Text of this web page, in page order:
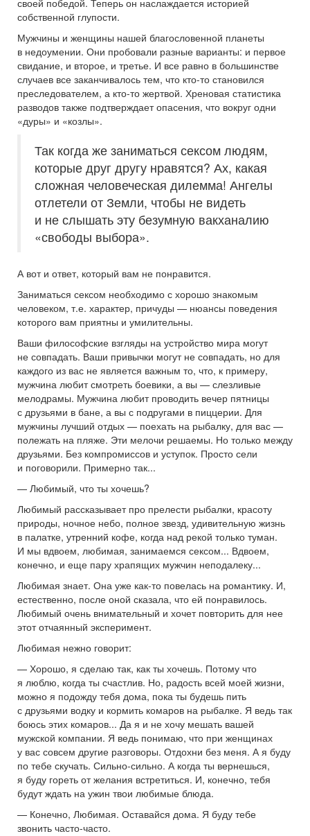
своей победой. Теперь он наслаждается историей
собственной глупости.
Мужчины и женщины нашей благословенной планеты
в недоумении. Они пробовали разные варианты: и первое
свидание, и второе, и третье. И все равно в большинстве
случаев все заканчивалось тем, что кто-то становился
преследователем, а кто-то жертвой. Хреновая статистика
разводов также подтверждает опасения, что вокруг одни
«дуры» и «козлы».
Так когда же заниматься сексом людям,
которые друг другу нравятся? Ах, какая
сложная человеческая дилемма! Ангелы
отлетели от Земли, чтобы не видеть
и не слышать эту безумную вакханалию
«свободы выбора».
А вот и ответ, который вам не понравится.
Заниматься сексом необходимо с хорошо знакомым
человеком, т.е. характер, причуды — нюансы поведения
которого вам приятны и умилительны.
Ваши философские взгляды на устройство мира могут
не совпадать. Ваши привычки могут не совпадать, но для
каждого из вас не является важным то, что, к примеру,
мужчина любит смотреть боевики, а вы — слезливые
мелодрамы. Мужчина любит проводить вечер пятницы
с друзьями в бане, а вы с подругами в пиццерии. Для
мужчины лучший отдых — поехать на рыбалку, для вас —
полежать на пляже. Эти мелочи решаемы. Но только между
друзьями. Без компромиссов и уступок. Просто сели
и поговорили. Примерно так...
— Любимый, что ты хочешь?
Любимый рассказывает про прелести рыбалки, красоту
природы, ночное небо, полное звезд, удивительную жизнь
в палатке, утренний кофе, когда над рекой только туман.
И мы вдвоем, любимая, занимаемся сексом... Вдвоем,
конечно, и еще пару храпящих мужчин неподалеку...
Любимая знает. Она уже как-то повелась на романтику. И,
естественно, после оной сказала, что ей понравилось.
Любимый очень внимательный и хочет повторить для нее
этот отчаянный эксперимент.
Любимая нежно говорит:
— Хорошо, я сделаю так, как ты хочешь. Потому что
я люблю, когда ты счастлив. Но, радость всей моей жизни,
можно я подожду тебя дома, пока ты будешь пить
с друзьями водку и кормить комаров на рыбалке. Я ведь так
боюсь этих комаров... Да я и не хочу мешать вашей
мужской компании. Я ведь понимаю, что при женщинах
у вас совсем другие разговоры. Отдохни без меня. А я буду
по тебе скучать. Сильно-сильно. А когда ты вернешься,
я буду гореть от желания встретиться. И, конечно, тебя
будут ждать на ужин твои любимые блюда.
— Конечно, Любимая. Оставайся дома. Я буду тебе
звонить часто-часто.